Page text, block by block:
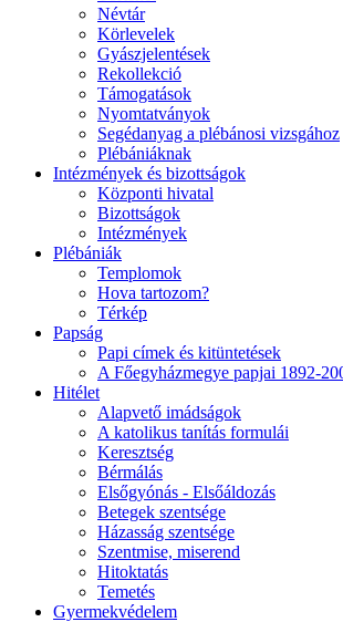
Névtár
Körlevelek
Gyászjelentések
Rekollekció
Támogatások
Nyomtatványok
Segédanyag a plébánosi vizsgához
Plébániáknak
Intézmények és bizottságok
Központi hivatal
Bizottságok
Intézmények
Plébániák
Templomok
Hova tartozom?
Térkép
Papság
Papi címek és kitüntetések
A Főegyházmegye papjai 1892-
Hitélet
Alapvető imádságok
A katolikus tanítás formulái
Keresztség
Bérmálás
Elsőgyónás - Elsőáldozás
Betegek szentsége
Házasság szentsége
Szentmise, miserend
Hitoktatás
Temetés
Gyermekvédelem